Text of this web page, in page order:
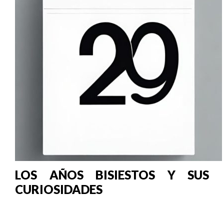
LOS AÑOS BISIESTOS Y SUS
CURIOSIDADES